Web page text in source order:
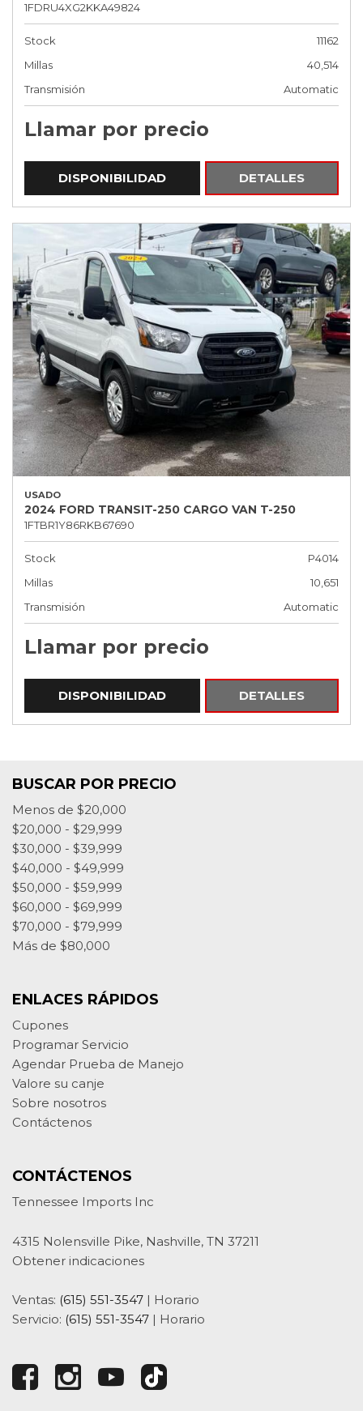
1FDRU4XG2KKA49824
Stock
11162
Millas
40,514
Transmisión
Automatic
Llamar por precio
DISPONIBILIDAD DETALLES
USADO
2024 FORD TRANSIT-250 CARGO VAN T-250
1FTBR1Y86RKB67690
Stock
P4014
Millas
10,651
Transmisión
Automatic
Llamar por precio
DISPONIBILIDAD DETALLES
BUSCAR POR PRECIO
Menos de $20,000
$20,000 - $29,999
$30,000 - $39,999
$40,000 - $49,999
$50,000 - $59,999
$60,000 - $69,999
$70,000 - $79,999
Más de $80,000
ENLACES RÁPIDOS
Cupones
Programar Servicio
Agendar Prueba de Manejo
Valore su canje
Sobre nosotros
Contáctenos
CONTÁCTENOS
Tennessee Imports Inc
4315 Nolensville Pike, Nashville, TN 37211
Obtener indicaciones
Ventas: (615) 551-3547 | Horario
Servicio: (615) 551-3547 | Horario